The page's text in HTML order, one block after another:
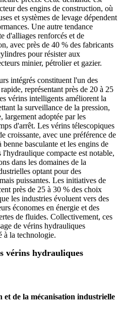
des engins de construction, où
et systèmes de levage dépendent
Une autre tendance
d'alliages renforcés et de
avec près de 40 % des fabricants
pour résister aux
minier, pétrolier et gazier.
intégrés constituent l'un des
représentant près de 20 à 25
vérins intelligents améliorent la
la surveillance de la pression,
largement adoptée par les
d'arrêt. Les vérins télescopiques
croissante, avec une préférence de
basculante et les engins de
compacte est notable,
dans les domaines de la
optant pour des
puissantes. Les initiatives de
près de 25 à 30 % des choix
les industries évoluent vers des
économes en énergie et des
de fluides. Collectivement, ces
de vérins hydrauliques
à la technologie.
vérins hydrauliques
et de la mécanisation industrielle